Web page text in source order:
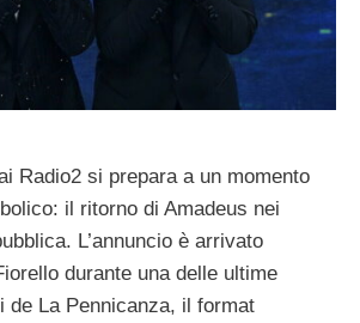
Radio2 si prepara a un momento
il ritorno di Amadeus nei
L’annuncio è arrivato
durante una delle ultime
de La Pennicanza, il format